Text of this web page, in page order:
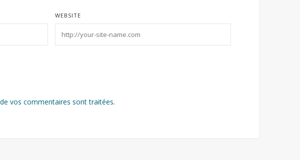
WEBSITE
vos commentaires sont traitées.